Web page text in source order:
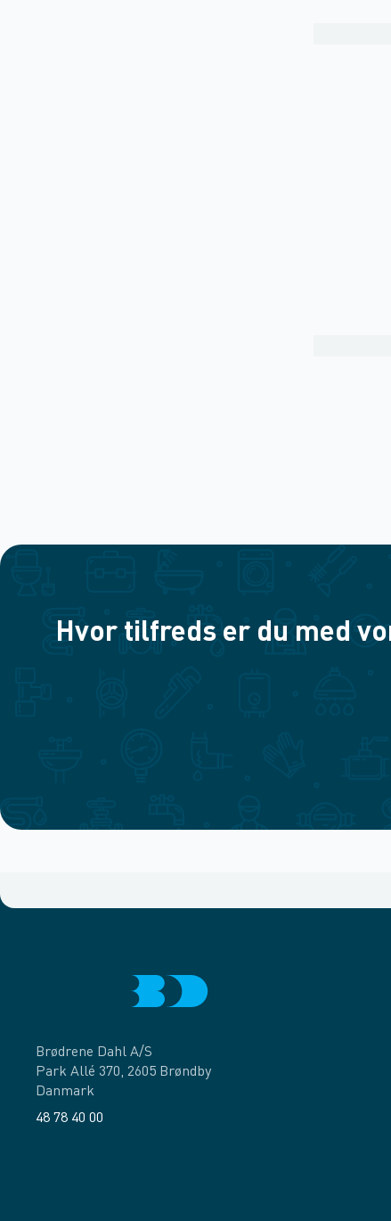
Hvor tilfreds er du med
Brødrene Dahl A/S
Park Allé 370, 2605 Brøndby
Danmark
48 78 40 00